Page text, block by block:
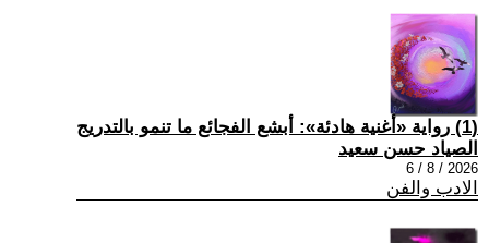
(1) رواية «أغنية هادئة»: أبشع الفجائع ما تنمو بالتدريج
الصياد حسن سعيد
2026 / 8 / 6
الادب والفن